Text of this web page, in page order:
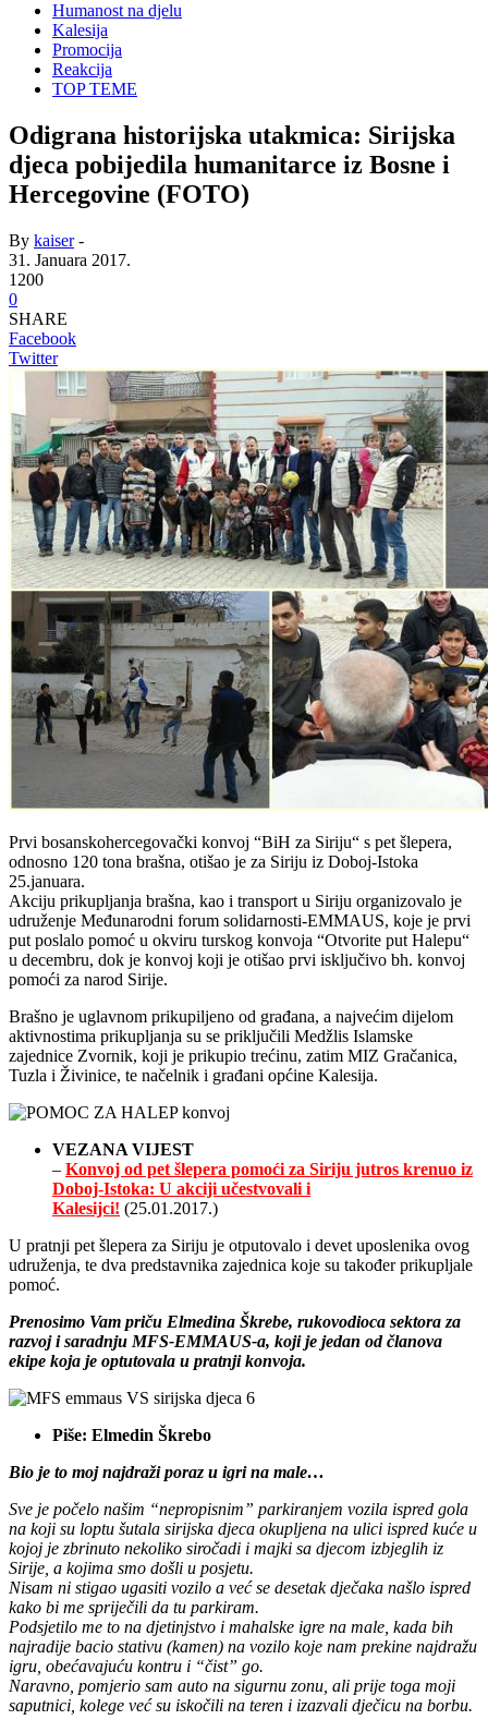
Humanost na djelu
Kalesija
Promocija
Reakcija
TOP TEME
Odigrana historijska utakmica: Sirijska
djeca pobijedila humanitarce iz Bosne i
Hercegovine (FOTO)
By kaiser-
31. Januara 2017.
1200
0
SHARE
Facebook
Twitter
Prvi bosanskohercegovački konvoj “BiH za Siriju“ s pet šlepera,
odnosno 120 tona brašna, otišao je za Siriju iz Doboj-Istoka
25.januara.
Akciju prikupljanja brašna, kao i transport u Siriju organizovalo je
udruženje Međunarodni forum solidarnosti-EMMAUS, koje je prvi
put poslalo pomoć u okviru turskog konvoja “Otvorite put Halepu“
u decembru, dok je konvoj koji je otišao prvi isključivo bh. konvoj
pomoći za narod Sirije.
Brašno je uglavnom prikupiljeno od građana, a najvećim dijelom
aktivnostima prikupljanja su se priključili Medžlis Islamske
zajednice Zvornik, koji je prikupio trećinu, zatim MIZ Gračanica,
Tuzla i Živinice, te načelnik i građani općine Kalesija.
VEZANA VIJEST
– Konvoj od pet šlepera pomoći za Siriju jutros krenuo iz
Doboj-Istoka: U akciji učestvovali i
Kalesijci! (25.01.2017.)
U pratnji pet šlepera za Siriju je otputovalo i devet uposlenika ovog
udruženja, te dva predstavnika zajednica koje su također prikupljale
pomoć.
Prenosimo Vam priču Elmedina Škrebe, rukovodioca sektora za
razvoj i saradnju MFS-EMMAUS-a, koji je jedan od članova
ekipe koja je optutovala u pratnji konvoja.
Piše: Elmedin Škrebo
Bio je to moj najdraži poraz u igri na male…
Sve je počelo našim “nepropisnim” parkiranjem vozila ispred gola
na koji su loptu šutala sirijska djeca okupljena na ulici ispred kuće u
kojoj je zbrinuto nekoliko siročadi i majki sa djecom izbjeglih iz
Sirije, a kojima smo došli u posjetu.
Nisam ni stigao ugasiti vozilo a već se desetak dječaka našlo ispred
kako bi me spriječili da tu parkiram.
Podsjetilo me to na djetinjstvo i mahalske igre na male, kada bih
najradije bacio stativu (kamen) na vozilo koje nam prekine najdražu
igru, obećavajuću kontru i “čist” go.
Naravno, pomjerio sam auto na sigurnu zonu, ali prije toga moji
saputnici, kolege već su iskočili na teren i izazvali dječicu na borbu.